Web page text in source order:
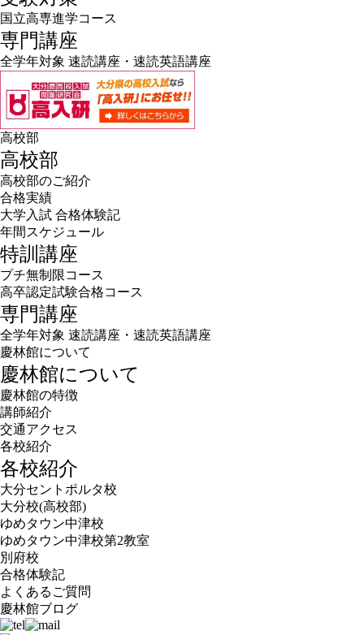
国立高専進学コース
専門講座
全学年対象 速読講座・速読英語講座
高校部
高校部
高校部のご紹介
合格実績
大学入試 合格体験記
年間スケジュール
特訓講座
プチ無制限コース
高卒認定試験合格コース
専門講座
全学年対象 速読講座・速読英語講座
慶林館について
慶林館について
慶林館の特徴
講師紹介
交通アクセス
各校紹介
各校紹介
大分セントポルタ校
大分校(高校部)
ゆめタウン中津校
ゆめタウン中津校第2教室
別府校
合格体験記
よくあるご質問
慶林館ブログ